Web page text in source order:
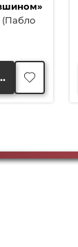
(Пабло